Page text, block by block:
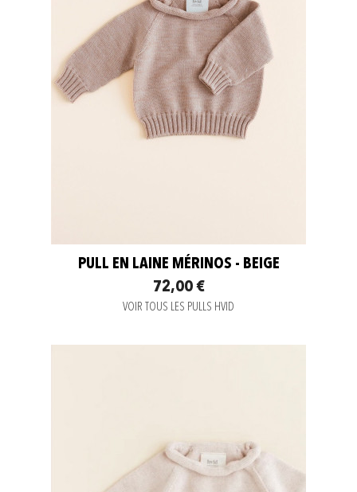
PULL EN LAINE MÉRINOS - BEIGE
72,00 €
VOIR TOUS LES PULLS HVID